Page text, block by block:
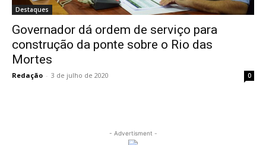
Destaques
Governador dá ordem de serviço para
construção da ponte sobre o Rio das
Mortes
Redação - 3 de julho de 2020 0
- Advertisment -